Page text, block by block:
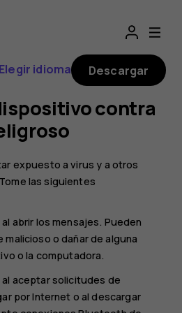
Elegir idioma Descargar
contra
expuesto a virus y a otros
las siguientes
abrir los mensajes. Pueden
o dañar de alguna
o la computadora.
aceptar solicitudes de
por Internet o al descargar